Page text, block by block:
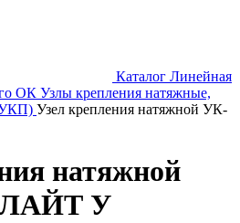
Каталог Линейная
ОК Узлы крепления натяжные,
Узел крепления натяжной УК-
натяжной
У